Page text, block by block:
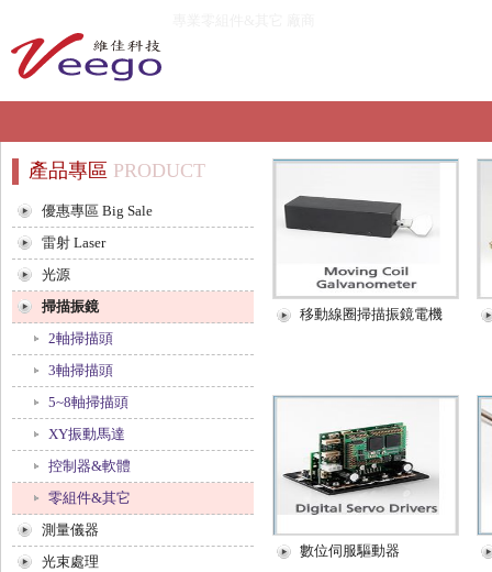
移動線圈掃描振鏡電機
數位伺服驅動器
產品專區 PRODUCT
優惠專區 Big Sale
雷射 Laser
光源
掃描振鏡
2軸掃描頭
3軸掃描頭
5~8軸掃描頭
XY振動馬達
控制器&軟體
零組件&其它
測量儀器
光束處理